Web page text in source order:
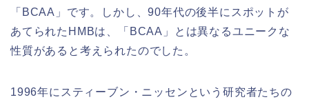
「BCAA」です。しかし、90年代の後半にスポットが
あてられたHMBは、「BCAA」とは異なるユニークな
性質があると考えられたのでした。
1996年にスティーブン・ニッセンという研究者たちの